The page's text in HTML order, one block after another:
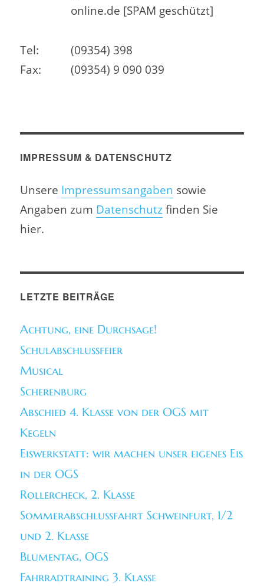
online.de [SPAM geschützt]
Tel:
(09354) 398
Fax:
(09354) 9 090 039
IMPRESSUM & DATENSCHUTZ
Unsere Impressumsangaben sowie
Angaben zum Datenschutzfinden Sie
hier.
LETZTE BEITRÄGE
Achtung, eine Durchsage!
Schulabschlussfeier
Musical
Scherenburg
Abschied 4. Klasse von der OGS mit
Kegeln
Eiswerkstatt: wir machen unser eigenes Eis
in der OGS
Rollercheck, 2. Klasse
Sommerabschlussfahrt Schweinfurt, 1/2
und 2. Klasse
Blumentag, OGS
Fahrradtraining 3. Klasse